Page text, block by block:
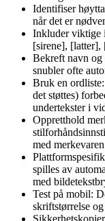
Identifiser
når det er
Inkluder viktige
[sirene], [latter],
Bekreft navn og
snubler ofte
Bruk en
det støttes)
undertekster i
Oppretthold
med
spilles av
med
Test på mobil:
skriftstørrelse